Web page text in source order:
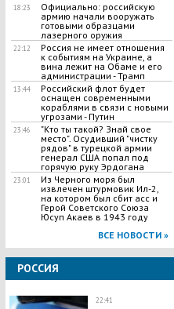
18:23
Официально: российскую
армию начали вооружать
готовыми образцами
лазерного оружия
22:12
Россия не имеет отношения
к событиям на Украине, а
вина лежит на Обаме и его
администрации - Трамп
13:44
Российский флот будет
оснащен современными
кораблями в связи с новыми
угрозами - Путин
23:46
"Кто ты такой? Знай свое
место". Осудивший "чистку
рядов" в турецкой армии
генерал США попал под
горячую руку Эрдогана
23:01
Из Черного моря был
извлечен штурмовик Ил-2,
на котором был сбит асс и
Герой Советского Союза
Юсуп Акаев в 1943 году
ВСЕ НОВОСТИ »
РОССИЯ
22:41